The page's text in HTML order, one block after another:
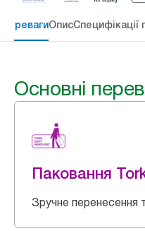
перевагиОписСпецифікації
Основні
Паковання
Зручне перенесення